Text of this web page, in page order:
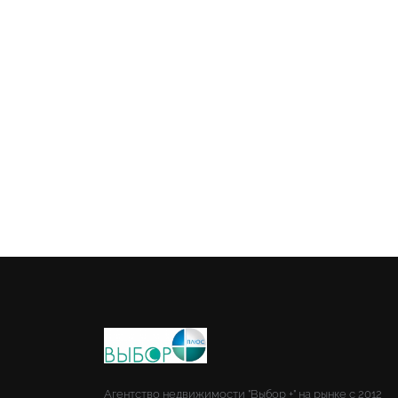
Агентство недвижимости "Выбор +" на рынке с 2012